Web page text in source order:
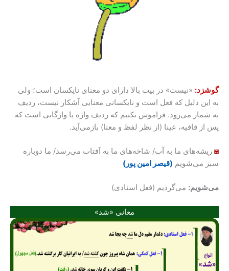
گوشزد: «نیست» در بیت بالا دارای دو معنای نایکسان است؛ ولی
به این دلیل که فعل است و نایکسانی معنایی آشکار نیست، ردیف
به شمار می‌رود. فراموش نکنیم که ردیف واژه یا واژگانی است که
پس از قافیه، عینا (از نظر لفظ و معنا) بازمی‌آید.
◙ ریشه‌های ما به آب/ شاخه‌های ما به آفتاب می‌رسد/ ما دوباره
سبز می‌شویم (قیصر امین پور)
می‌شویم: می‌گردیم (فعل اسنادی)
معانی «شد»